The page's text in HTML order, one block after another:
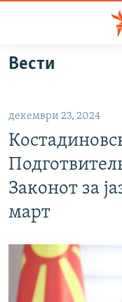
Оди
на
главната
навигација
Премини
на
пребарување
ВИЗУЕЛНО
ШТО ТРЕБА ДА
ПРИЈАВИ СЕ ЗА
ПОДКАСТ ЗОШТО?
СЛЕДЕТЕ НЕ
Вести
декември 23, 2024
Законот за
март